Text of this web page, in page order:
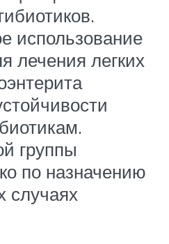
использование
лечения легких
группы
по назначению
случаях